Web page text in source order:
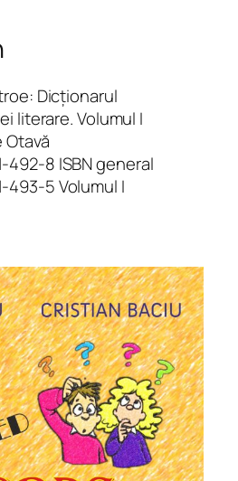
Dicționarul
literare. Volumul I
Otavă
492-8 ISBN general
493-5 Volumul I